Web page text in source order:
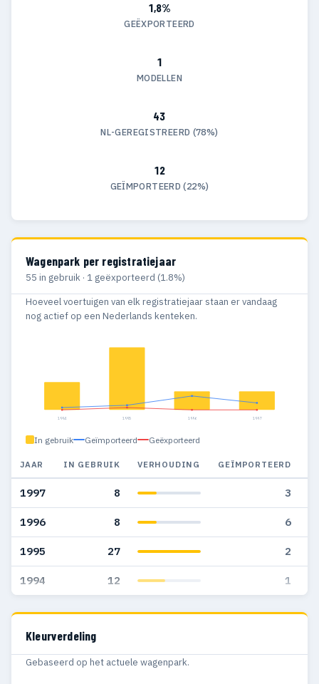
1,8%
GEËXPORTEERD
1
MODELLEN
43
NL-GEREGISTREERD (78%)
12
GEÏMPORTEERD (22%)
Wagenpark per registratiejaar
55 in gebruik · 1 geëxporteerd (1.8%)
Hoeveel voertuigen van elk registratiejaar staan er vandaag
nog actief op een Nederlands kenteken.
1994 1995 1996 1997
In gebruik Geïmporteerd Geëxporteerd
JAAR IN GEBRUIK VERHOUDING GEÏMPORTEERD
1997 8 3
1996 8 6
1995 27 2
1994 12 1
Kleurverdeling
Gebaseerd op het actuele wagenpark.